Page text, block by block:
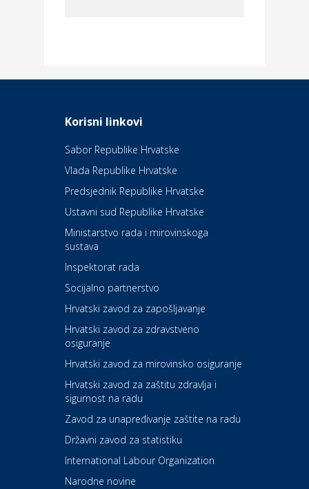
Daruvarske toplice – ljekovita
Kultura i edukacija
Kazalište Kerempuh
Kultura i edukacija
Kazalište ZKM
Auto-moto i tehnika
Zdravlje i osiguranje
Povoljnosti
Dental Sudar
Dom i dizajn
Euro-vrt – kosilice, motorne
Korisni linkovi
Sabor Republike Hrvatske
Vlada Republike Hrvatske
Predsjednik Republike Hrvatske
Ustavni sud Republike Hrvatske
Ministarstvo rada i mirovinskoga
sustava
Inspektorat rada
Socijalno partnerstvo
Hrvatski zavod za zapošljavanje
Hrvatski zavod za zdravstveno
osiguranje
Hrvatski zavod za mirovinsko osiguranje
Hrvatski zavod za zaštitu zdravlja i
sigurnost na radu
Zavod za unapređivanje zaštite na radu
Državni zavod za statistiku
International Labour Organization
Narodne novine